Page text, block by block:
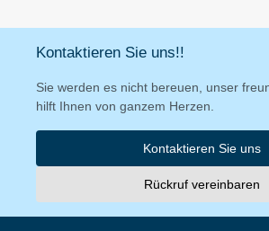
Kontaktieren Sie uns!!
Sie werden es nicht bereuen, unser
hilft Ihnen von ganzem Herzen.
Kontaktieren Sie uns
Rückruf vereinbaren